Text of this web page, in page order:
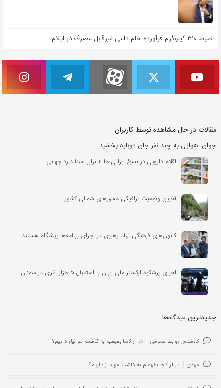
ضبط ۳۱۰ کیلوگرم فرآورده خام دامی غیرقابل مصرف در ایلام
مقالات در حال مشاهده توسط کاربران
جوان اهوازی به چند نفر جان دوباره بخشید
اقلام دارویی در نسخ ایرانی ها ۲ برابر استاندارد جهانی
آخرین وضعیت ترافیکی محورهای شمالی کشور
کانون‌های فرهنگی نهاد رهبری در اجرای برنامه‌ها پیشگام هستند
اجرای پرشکوه ارکستر ملی ایران با استقبال ۵ هزار نفری در سمنان
جدیدترین دیدگاه‌‌ها
کارشناس روابط عمومی در از کجا بفهمیم به کاشت مو نیاز داریم؟
مهدی در از کجا بفهمیم به کاشت مو نیاز داریم؟